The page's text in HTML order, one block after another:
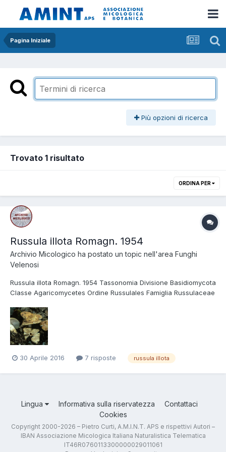
Pagina Iniziale
Più opzioni di ricerca
Trovato 1 risultato
ORDINA PER
Russula illota Romagn. 1954
Archivio Micologico ha postato un topic nell'area Funghi
Velenosi
Russula illota Romagn. 1954 Tassonomia Divisione Basidiomycota
Classe Agaricomycetes Ordine Russulales Famiglia Russulaceae
subsezione Foetentinae, i caratteri comuni ai taxa di questa
sezione in linea generale sono: s...
30 Aprile 2016 7 risposte russula illota
Lingua Informativa sulla riservatezza
Contattaci
Cookies
Copyright 2000-2026 – Pietro Curti, A.M.I.N.T. APS e rispettivi Autori –
IBAN Associazione Micologica Italiana Naturalistica Telematica
IT46R0760113300000029011061